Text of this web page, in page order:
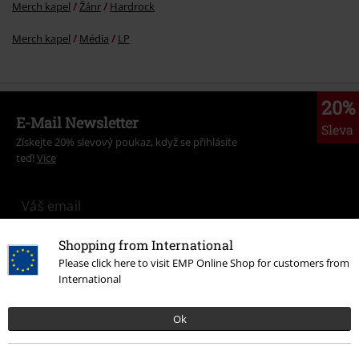
Shopping from International
Please click here to visit EMP Online Shop for customers from
International
Ok
Merch kapel Žánr Hardrock
Merch kapel Média LP
20%
Sleva
E-Mail Newsletter
Získejte 20% slevový poukaz, když se přihlásíte
teď! Více
Tímto souhlasím se zasíláním EMP Newslettru a souhlasím s tím, že
E.M.P. Merchandising mbH může zpracovávat mé osobní údaje a
pravidelně mi posílat informace o svých produktech. Mé osobní údaje
Můj souhlas mohu kdykoliv odvolat na odhlašovací odkaz/link.